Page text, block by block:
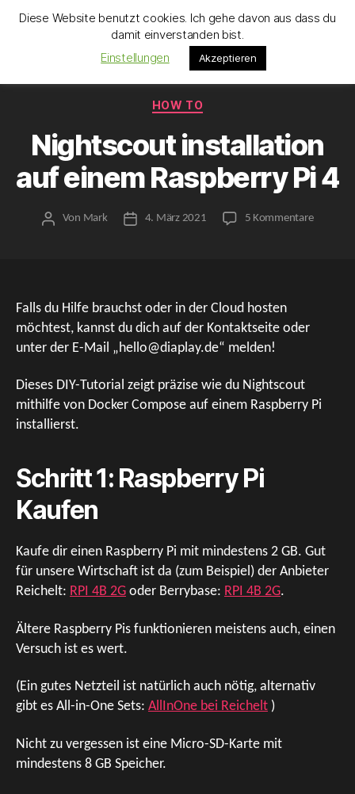
Toastbrot.org
Kategorien
HOW TO
Nightscout installation
auf einem Raspberry Pi 4
Beitragsautor
Von Mark Beitragsdatum
4. März 2021 5 Kommentarezu
Falls du Hilfe brauchst oder in der Cloud hosten
möchtest, kannst du dich auf der Kontaktseite oder
unter der E-Mail „hello@diaplay.de“ melden!
Dieses DIY-Tutorial zeigt präzise wie du Nightscout
mithilfe von Docker Compose auf einem Raspberry Pi
installierst.
Schritt 1: Raspberry Pi
Kaufen
Kaufe dir einen Raspberry Pi mit mindestens 2 GB. Gut
für unsere Wirtschaft ist da (zum Beispiel) der Anbieter
Reichelt: RPI 4B 2G oder Berrybase: RPI 4B 2G.
Ältere Raspberry Pis funktionieren meistens auch, einen
Versuch ist es wert.
(Ein gutes Netzteil ist natürlich auch nötig, alternativ
gibt es All-in-One Sets: AllInOne bei Reichelt )
Nicht zu vergessen ist eine Micro-SD-Karte mit
mindestens 8 GB Speicher.
Diese Website benutzt cookies. Ich gehe davon aus dass du
damit einverstanden bist.
Einstellungen
Akzeptieren